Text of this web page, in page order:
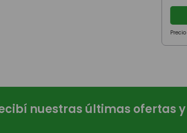
nuestras últimas ofertas